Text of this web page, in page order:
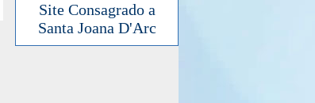
Site Consagrado a
Santa Joana D'Arc